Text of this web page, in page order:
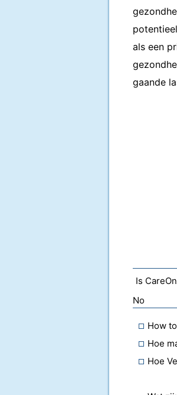
als een
gaande
Is
No
How
Hoe
Hoe